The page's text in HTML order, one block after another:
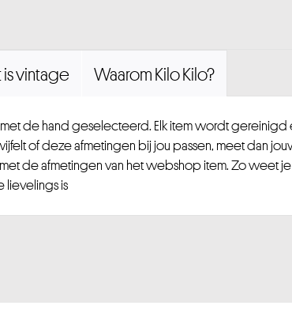
is vintage Waarom Kilo Kilo?
de hand geselecteerd. Elk item wordt gereinigd
of deze afmetingen bij jou passen, meet dan
de afmetingen van het webshop item. Zo weet
lievelings is